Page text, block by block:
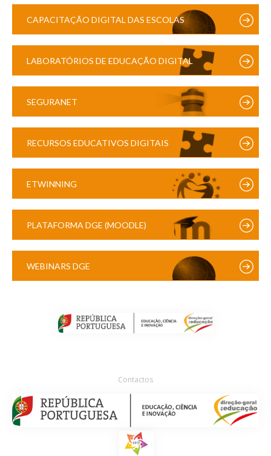
CAPACITAÇÃO DIGITAL DAS ESCOLAS
LABORATÓRIOS DE EDUCAÇÃO DIGITAL
SEGURANET
RECURSOS EDUCATIVOS DIGITAIS
ETWINNING
PLATAFORMA DGE (MOODLE)
WEBINARS DGE
Contactos